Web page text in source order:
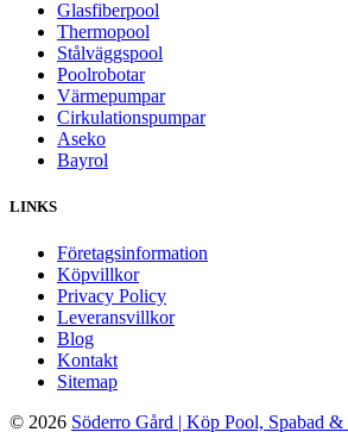
Glasfiberpool
Thermopool
Stålväggspool
Poolrobotar
Värmepumpar
Cirkulationspumpar
Aseko
Bayrol
LINKS
Företagsinformation
Köpvillkor
Privacy Policy
Leveransvillkor
Blog
Kontakt
Sitemap
© 2026 Söderro Gård | Köp Pool, Spabad